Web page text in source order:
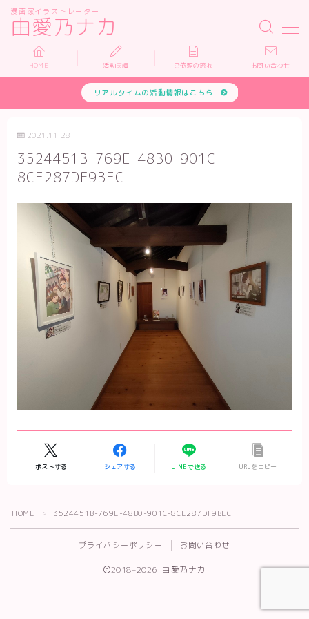
由愛乃ナカ
漫画家イラストレーター
MENU
活動実績
依頼について
お問い合わせ
Follow Me
HOME 活動実績 ご依頼の流れ お問い合わせ
リアルタイムの活動情報はこちら
2021.11.28
3524451B-769E-48B0-901C-
8CE287DF9BEC
ポストする シェアする LINEで送る URLをコピー
HOME ＞ 3524451B-769E-48B0-901C-8CE287DF9BEC
プライバシーポリシー お問い合わせ
2018–2026 由愛乃ナカ